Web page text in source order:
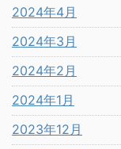
2024年4月
2024年3月
2024年2月
2024年1月
2023年12月